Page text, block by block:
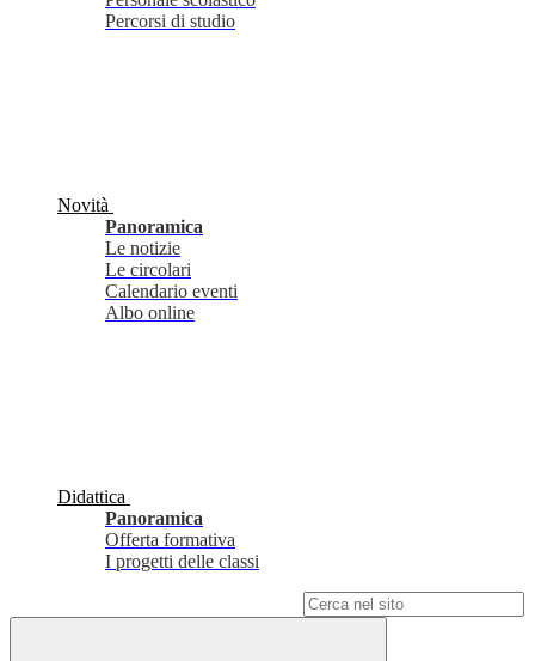
Percorsi di studio
Novità
Panoramica
Le notizie
Le circolari
Calendario eventi
Albo online
Didattica
Panoramica
Offerta formativa
I progetti delle classi